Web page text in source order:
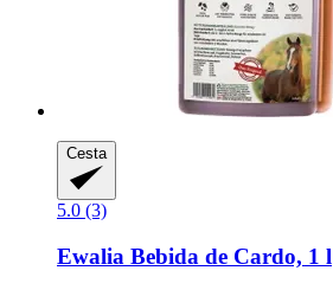
Cesta
5.0 (3)
Ewalia Bebida de Cardo, 1 l